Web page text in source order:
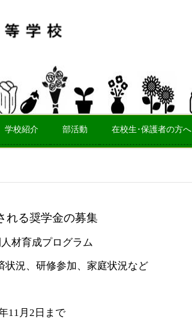
学校紹介 部活動 在校生･保護者の方へ
れる奨学金の募集
材育成プログラム
況、研修参加、家庭状況など
11月2日まで